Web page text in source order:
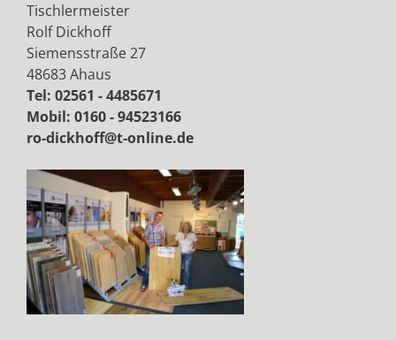
Tischlermeister
Rolf Dickhoff
Siemensstraße 27
48683 Ahaus
Tel: 02561 - 4485671
Mobil: 0160 - 94523166
ro-dickhoff@t-online.de